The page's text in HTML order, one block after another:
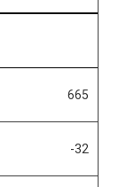
665
-32